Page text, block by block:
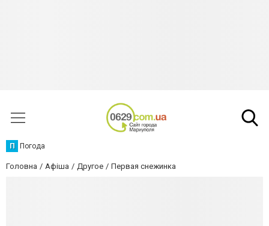
П Погода
Головна Афіша Другое Первая снежинка